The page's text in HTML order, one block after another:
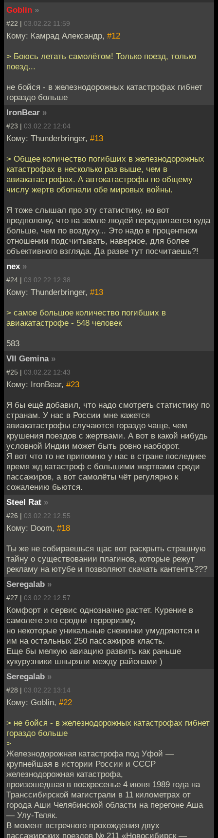
Goblin »
#22 | 03.02.22 11:59
Кому: Камрад Александр, #12
> Боюсь летать самолётом! Только поезд, только
поезд...
не бойся - в железнодорожных катастрофах гибнет
гораздо больше
IronBear »
#23 | 03.02.22 12:04
Кому: Thunderbringer, #13
> Общее количество погибших в железнодорожных
катастрофах в несколько раз выше, чем в
авиакатастрофах. А автокатастрофы по общему
числу жертв обогнали обе мировых войны.
Я тоже слышал про эту статистику, но вот
предположу, что на земле людей передвигается куда
больше, чем по воздуху... Это надо в процентном
отношении подсчитывать, наверное, для более
объективного взгляда. Да разве тут посчитаешь?!
nex »
#24 | 03.02.22 12:38
Кому: Thunderbringer, #13
> самое большое количество погибших в
авиакатастрофе - 548 человек
583
VII Gemina »
#25 | 03.02.22 12:43
Кому: IronBear, #23
Я бы ещё добавил, что надо смотреть статистику по
странам. У нас в России мне кажется
авиакатастрофы случаются гораздо чаще, чем
крушения поездов с жертвами. А вот в какой нибудь
условной Индии может быть ровно наоборот.
Я вот что то не припомню у нас в стране последнее
время жд катастроф с большими жертвами среди
пассажиров, а вот самолёты чёт регулярно к
сожалению бьются.
Steel Rat »
#26 | 03.02.22 12:55
Кому: Doom, #18
Ты же не собираешься щас вот раскрыть страшную
тайну о существовании плагинов, которые режут
рекламу на ютубе и позволяют скачать кантентъ???
Seregalab »
#27 | 03.02.22 12:57
Комфорт и сервис однозначно растет. Курение в
самолете это сродни терроризму,
но некоторые уникальные снежинки умудряются и
им на остальных 250 пассажиров класть.
Еще бы мелкую авиацию развить как раньше
кукурузники шныряли между районами )
Seregalab »
#28 | 03.02.22 13:14
Кому: Goblin, #22
> не бойся - в железнодорожных катастрофах гибнет
гораздо больше
>
Железнодорожная катастрофа под Уфой —
крупнейшая в истории России и СССР
железнодорожная катастрофа,
произошедшая в воскресенье 4 июня 1989 года на
Транссибирской магистрали в 11 километрах от
города Аши Челябинской области на перегоне Аша
— Улу-Теляк.
В момент встречного прохождения двух
пассажирских поездов № 211 «Новосибирск —